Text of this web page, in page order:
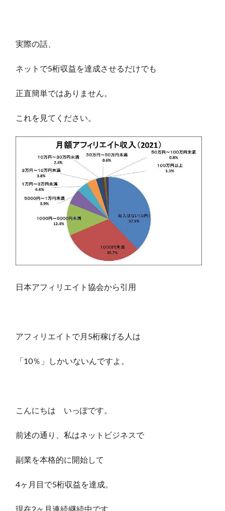
実際の話、
ネットで5桁収益を達成させるだけでも
正直簡単ではありません。
これを見てください。
日本アフィリエイト協会から引用
アフィリエイトで月5桁稼げる人は
「10％」しかいないんですよ。
こんにちは いっぽです。
前述の通り、私はネットビジネスで
副業を本格的に開始して
4ヶ月目で5桁収益を達成。
現在2ヶ月連続継続中です。